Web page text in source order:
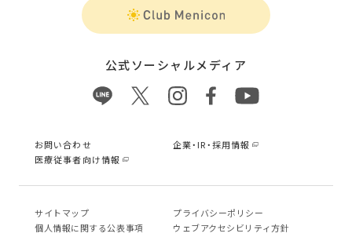
公式ソーシャルメディア
お問い合わせ
企業・IR・採用情報
医療従事者向け情報
サイトマップ
プライバシーポリシー
個⼈情報に関する公表事項
ウェブアクセシビリティ方針